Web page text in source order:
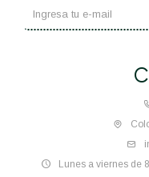
Lunes a viernes de